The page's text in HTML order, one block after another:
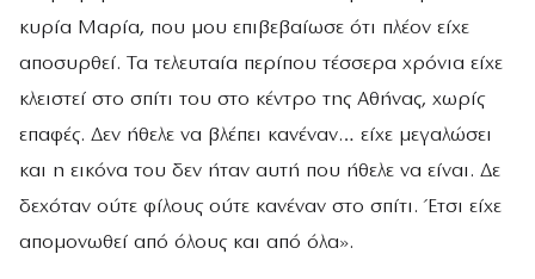
κυρία Μαρία, που μου επιβεβαίωσε ότι πλέον είχε
αποσυρθεί. Τα τελευταία περίπου τέσσερα χρόνια είχε
κλειστεί στο σπίτι του στο κέντρο της Αθήνας, χωρίς
επαφές. Δεν ήθελε να βλέπει κανέναν… είχε μεγαλώσει
και η εικόνα του δεν ήταν αυτή που ήθελε να είναι. Δε
δεχόταν ούτε φίλους ούτε κανέναν στο σπίτι. Έτσι είχε
απομονωθεί από όλους και από όλα».